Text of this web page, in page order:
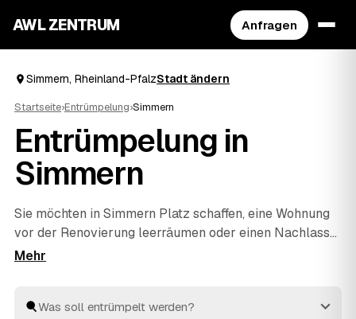
AWL ZENTRUM Anfragen
Simmern, Rheinland-PfalzStadt ändern
Startseite›Entrümpelung›Simmern
Entrümpelung in
Simmern
Sie möchten in Simmern Platz schaffen, eine Wohnung
vor der Renovierung leerräumen oder einen Nachlass
auflösen? Beschreiben Sie Ihren Auftrag bei AWL
einzelnen Raum bis zur kompletten